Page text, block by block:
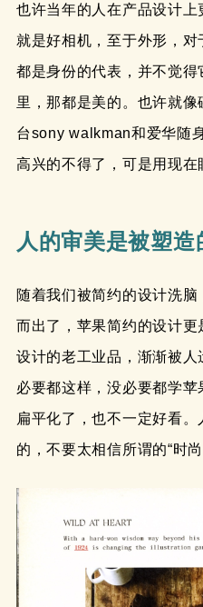
也许当年的人在产品设计
就是好相机，至于外形，对
都是身份的代表，并不觉
里，那都是美的。也许就
台sony walkman和爱华随
高兴的不得了，可是用现
人的审美是被塑造
随着我们被简约的设计洗
而出了，苹果简约的设计
设计的老工业品，渐渐被
必要都这样，没必要都学
扁平化了，也不一定好看
的，不要太相信所谓的“时尚